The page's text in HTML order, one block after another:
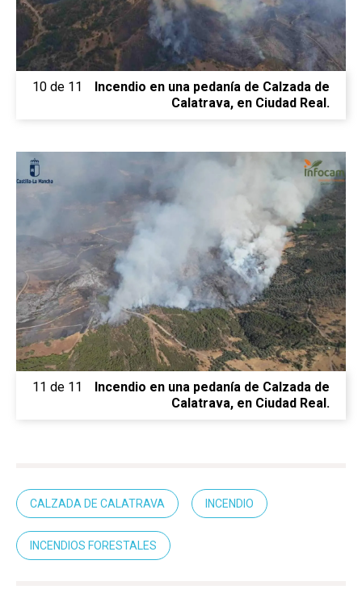
10 de 11
Incendio en una pedanía de Calzada de
Calatrava, en Ciudad Real.
11 de 11
Incendio en una pedanía de Calzada de
Calatrava, en Ciudad Real.
CALZADA DE CALATRAVA INCENDIO
INCENDIOS FORESTALES
Castilla-La